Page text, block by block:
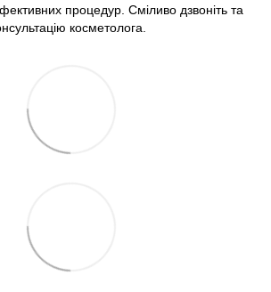
процедур. Сміливо дзвоніть та
косметолога.